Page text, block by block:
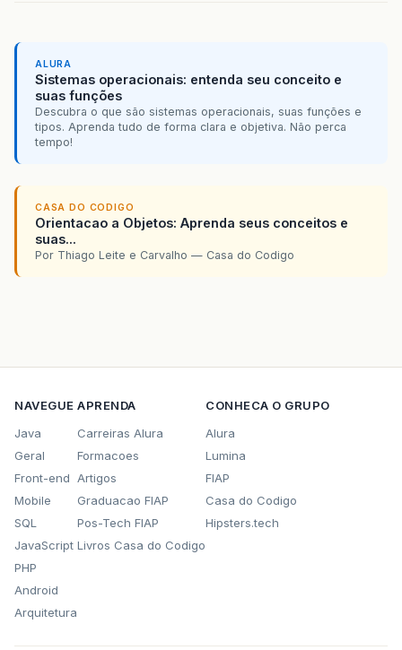
ALURA
Sistemas operacionais: entenda seu conceito e
suas funções
Descubra o que são sistemas operacionais, suas funções e
tipos. Aprenda tudo de forma clara e objetiva. Não perca
tempo!
CASA DO CODIGO
Orientacao a Objetos: Aprenda seus conceitos e
suas...
Por Thiago Leite e Carvalho — Casa do Codigo
NAVEGUE
Java
Geral
Front-end
Mobile
SQL
JavaScript
PHP
Android
Arquitetura
APRENDA
Carreiras Alura
Formacoes
Artigos
Graduacao FIAP
Pos-Tech FIAP
Livros Casa do Codigo
CONHECA O GRUPO
Alura
Lumina
FIAP
Casa do Codigo
Hipsters.tech